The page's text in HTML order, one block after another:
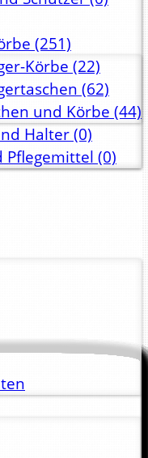
(251)
Körbe (22)
(62)
und Körbe (44)
Halter(0)
Pflegemittel (0)